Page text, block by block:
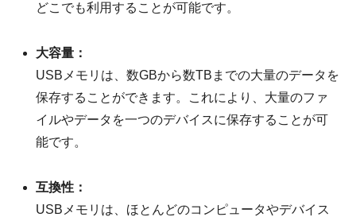
どこでも利用することが可能です。
大容量：
USBメモリは、数GBから数TBまでの大量のデータを
保存することができます。これにより、大量のファ
イルやデータを一つのデバイスに保存することが可
能です。
互換性：
USBメモリは、ほとんどのコンピュータやデバイス